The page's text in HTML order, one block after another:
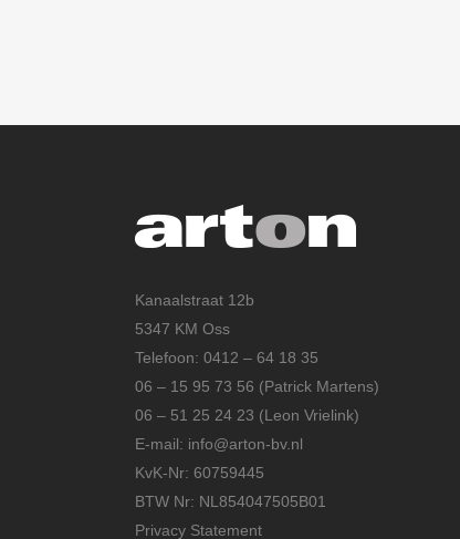
Kanaalstraat 12b
5347 KM Oss
Telefoon: 0412 – 64 18 35
06 – 15 95 73 56 (Patrick Martens)
06 – 51 25 24 23 (Leon Vrielink)
E-mail: info@arton-bv.nl
KvK-Nr: 60759445
BTW Nr: NL854047505B01
Privacy Statement